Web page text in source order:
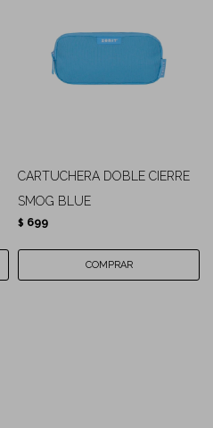
CARTUCHERA DOBLE CIERRE
SMOG BLUE
$ 699